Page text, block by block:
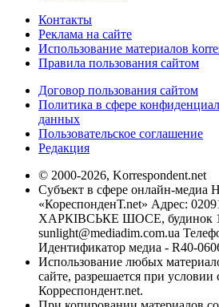
Контакты
Реклама на сайте
Использование материалов
Правила пользования сайтом
Договор пользования сайтом
Политика в сфере
данных
Пользовательское соглашение
Редакция
© 2000-2026, Korrespondent.net
Субъект в сфере онлайн-медиа
«КореспонденТ.net» Адрес:
ХАРКІВСЬКЕ ШОСЕ, будинок
sunlight@mediadim.com.ua
Идентификатор медиа - R40-
Использование любых
сайте, разрешается при условии
Корреспондент.net.